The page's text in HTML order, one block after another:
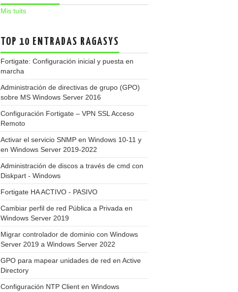
Mis tuits
TOP 10 ENTRADAS RAGASYS
Fortigate: Configuración inicial y puesta en
marcha
Administración de directivas de grupo (GPO)
sobre MS Windows Server 2016
Configuración Fortigate – VPN SSL Acceso
Remoto
Activar el servicio SNMP en Windows 10-11 y
en Windows Server 2019-2022
Administración de discos a través de cmd con
Diskpart - Windows
Fortigate HA ACTIVO - PASIVO
Cambiar perfil de red Pública a Privada en
Windows Server 2019
Migrar controlador de dominio con Windows
Server 2019 a Windows Server 2022
GPO para mapear unidades de red en Active
Directory
Configuración NTP Client en Windows